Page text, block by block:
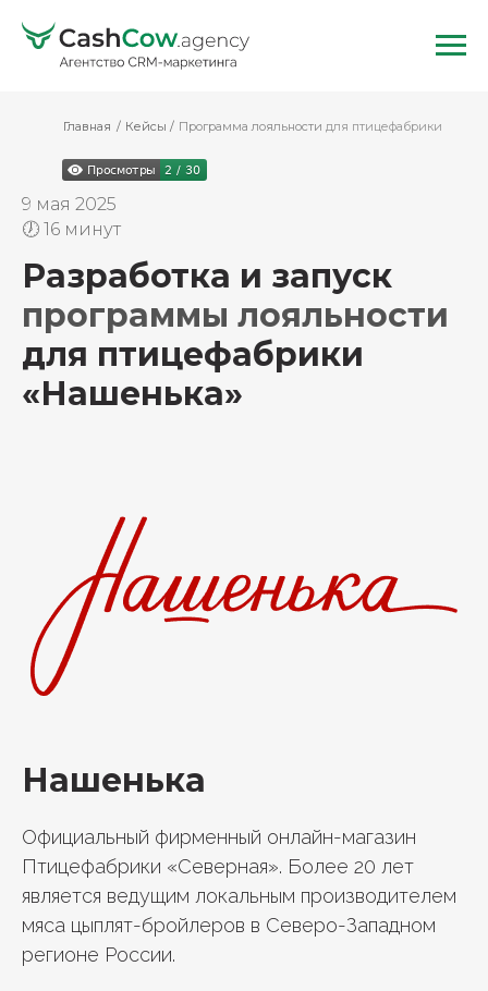
Программа лояльности для птицефабрики
Кейсы
/ /
Главная
9 мая 2025
🕖 16 минут
Разработка и запуск
программы лояльности
для птицефабрики
«Нашенька»
Нашенька
Официальный фирменный онлайн-магазин
Птицефабрики «Северная». Более 20 лет
является ведущим локальным производителем
мяса цыплят-бройлеров в Северо-Западном
регионе России.